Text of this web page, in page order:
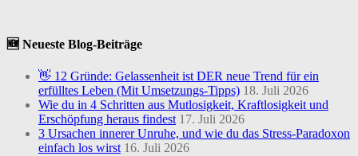
🆕 Neueste Blog-Beiträge
👋 12 Gründe: Gelassenheit ist DER neue Trend für ein
erfülltes Leben (Mit Umsetzungs-Tipps) 18. Juli 2026
Wie du in 4 Schritten aus Mutlosigkeit, Kraftlosigkeit und
Erschöpfung heraus findest 17. Juli 2026
3 Ursachen innerer Unruhe, und wie du das Stress-Paradoxon
einfach los wirst 16. Juli 2026